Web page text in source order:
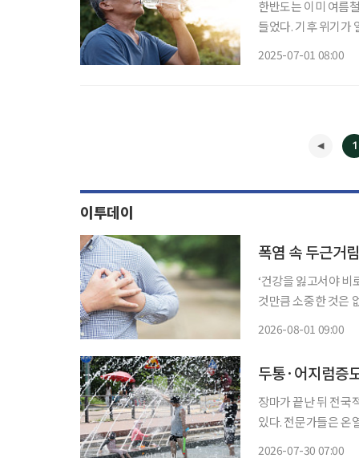
한반도는 이미 여름
들었다. 기후 위기가
2025-07-01 08:00
1
이투데이
폭염 속 두근거
‘건강을 잃고서야
것만큼 소중한 것은
2026-08-01 09:00
장마가 끝난 뒤 전국
있다. 전문가들은 온
2026-07-30 07:00